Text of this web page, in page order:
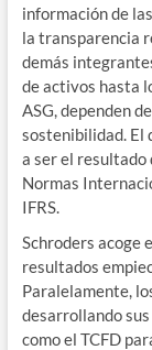
información de
la transparencia
demás
de activos hasta
ASG, dependen
sostenibilidad. El
a ser el resultado
Normas
IFRS.
Schroders acoge
resultados
Paralelamente,
desarrollando
como el TCFD